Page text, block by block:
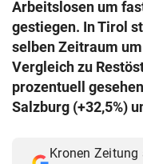
Muthgasse 2, 1190
Arbeitslosen um
gestiegen. In Tirol
selben Zeitraum
Vergleich zu
prozentuell
Salzburg (+32,5%)
Kronen Zeitung